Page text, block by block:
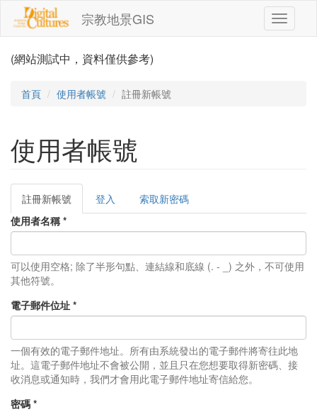
移至主內容
宗教地景GIS
Toggle
(網站測試中，資料僅供參考)
首頁 使用者帳號 註冊新帳號
使用者帳號
主要索引標籤
註冊新帳號
籤)
登入
索取新密碼
使用者名稱 *
可以使用空格; 除了半形句點、連結線和底線 (. - _) 之外，不可使用
其他符號。
電子郵件位址 *
一個有效的電子郵件地址。所有由系統發出的電子郵件將寄往此地
址。這電子郵件地址不會被公開，並且只在您想要取得新密碼、接
收消息或通知時，我們才會用此電子郵件地址寄信給您。
密碼 *